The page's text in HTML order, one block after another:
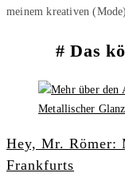
meinem kreativen
Das
Hey, Mr. Römer:
Frankfurts